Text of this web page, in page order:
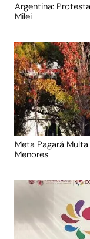
Argentina:
Milei
Meta Pagará
Menores